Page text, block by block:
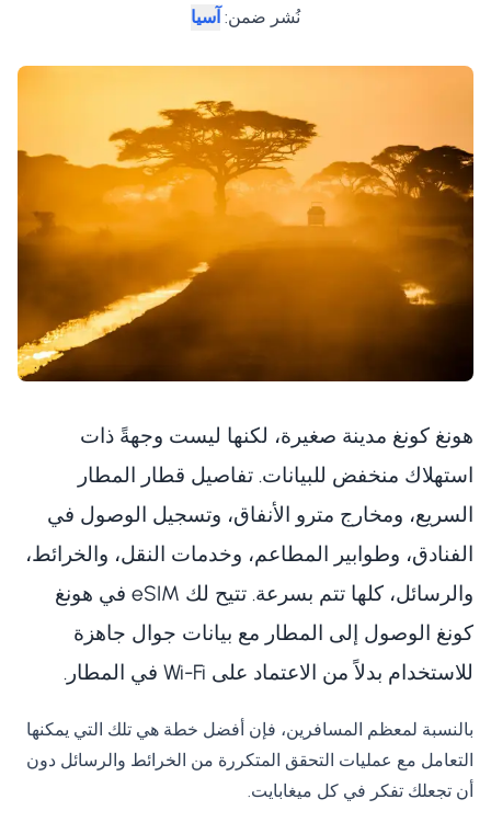
نُشر ضمن: آسيا
هونغ كونغ مدينة صغيرة، لكنها ليست وجهةً ذات
استهلاك منخفض للبيانات. تفاصيل قطار المطار
السريع، ومخارج مترو الأنفاق، وتسجيل الوصول في
الفنادق، وطوابير المطاعم، وخدمات النقل، والخرائط،
والرسائل، كلها تتم بسرعة. تتيح لك eSIM في هونغ
كونغ الوصول إلى المطار مع بيانات جوال جاهزة
للاستخدام بدلاً من الاعتماد على Wi-Fi في المطار.
بالنسبة لمعظم المسافرين، فإن أفضل خطة هي تلك التي يمكنها
التعامل مع عمليات التحقق المتكررة من الخرائط والرسائل دون
أن تجعلك تفكر في كل ميغابايت.